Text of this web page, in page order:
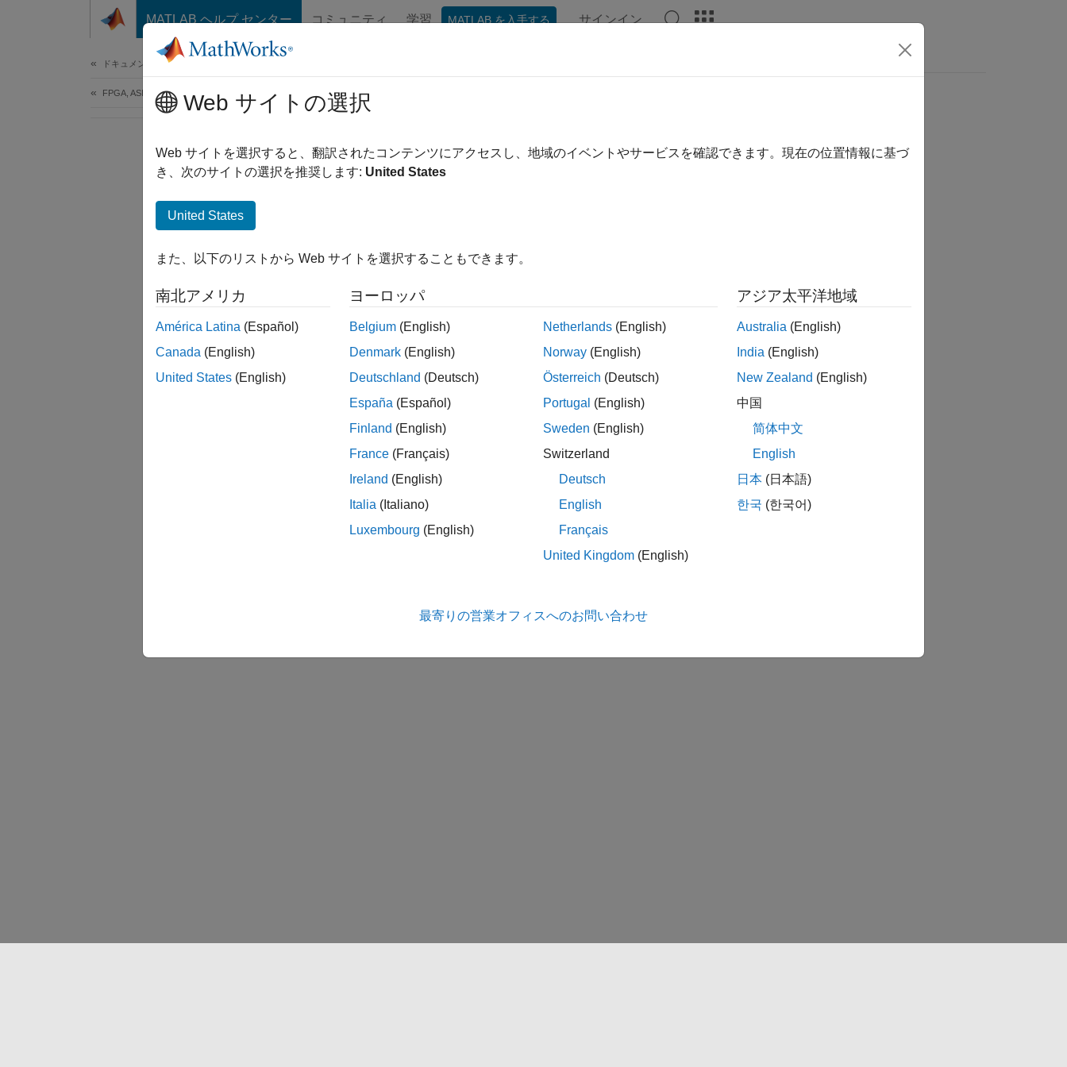
コンテンツへスキップ
MATLAB ヘルプ センター コミュニティ 学習 MATLAB を入手する サインイン
ドキュメンテーションのホーム
FPGA, ASIC, and SoC DevelopmentWeb サイトの選択
Web サイトを選択すると、翻訳されたコンテンツにアクセスし、地域のイベントやサービスを確認できます。現在の位置情報に基づ
き、次のサイトの選択を推奨します: United States
United States
また、以下のリストから Web サイトを選択することもできます。
南北アメリカ
América Latina (Español)
Canada (English)
United States (English)
ヨーロッパ
Belgium (English)
Denmark (English)
Deutschland (Deutsch)
España (Español)
Finland (English)
France (Français)
Ireland (English)
Italia (Italiano)
Luxembourg (English)
Netherlands (English)
Norway (English)
Österreich (Deutsch)
Portugal (English)
Sweden (English)
Switzerland
Deutsch
English
Français
United Kingdom (English)
アジア太平洋地域
Australia (English)
India (English)
New Zealand (English)
中国
简体中文
English
日本 (日本語)
한국 (한국어)
最寄りの営業オフィスへのお問い合わせ